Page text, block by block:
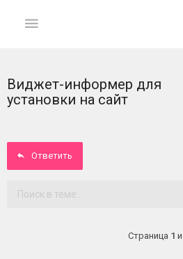
ГЛАВНАЯ
Вход
Виджет-информер для
установки на сайт
Ответить
Страница 1